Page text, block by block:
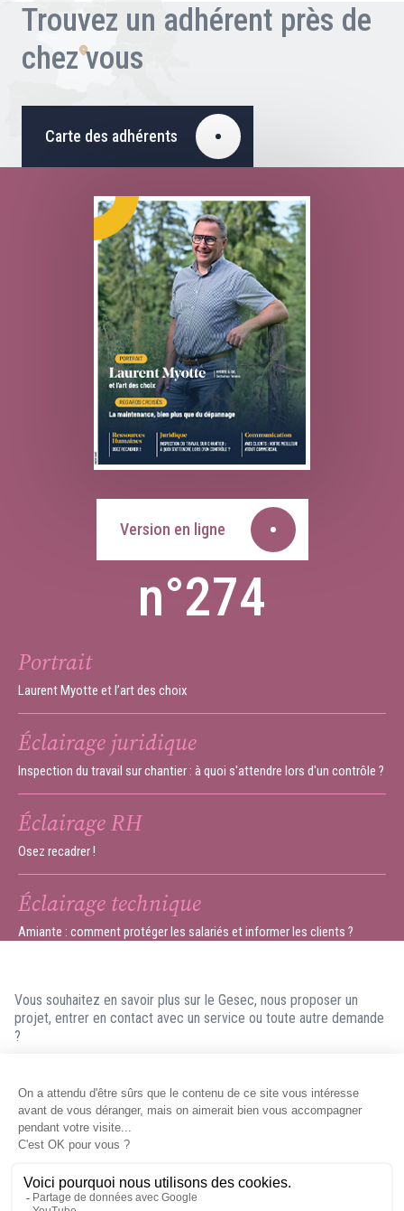
Trouvez un adhérent près de
chez vous
Carte des adhérents
Version en ligne
n°274
Portrait
Laurent Myotte et l’art des choix
Éclairage juridique
Inspection du travail sur chantier : à quoi s'attendre lors d'un contrôle ?
Éclairage RH
Osez recadrer !
Éclairage technique
Amiante : comment protéger les salariés et informer les clients ?
Vous souhaitez en savoir plus sur le Gesec, nous proposer un
projet, entrer en contact avec un service ou toute autre demande
?
répondre dans les meilleurs délais.